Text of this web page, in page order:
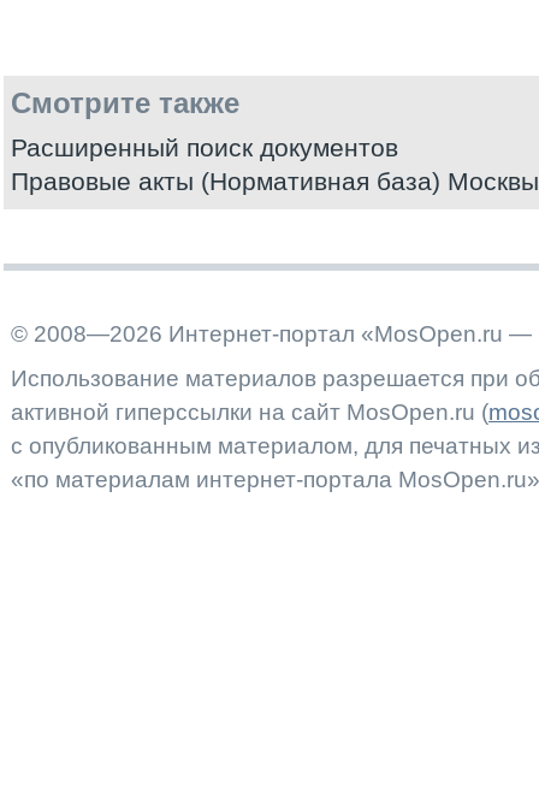
Смотрите также
Расширенный поиск документов
Правовые акты (Нормативная база) Москвы
© 2008—2026 Интернет-портал «MosOpen.ru —
Использование материалов разрешается при
активной гиперссылки на сайт MosOpen.ru (
с опубликованным материалом, для печатных
«по материалам интернет-портала